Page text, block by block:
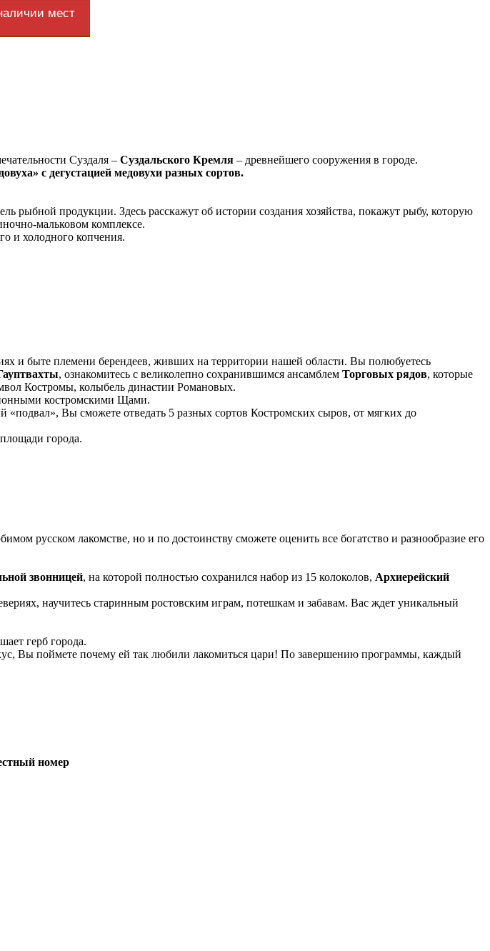
мест
Суздаля ‒ Суздальского Кремля ‒ древнейшего сооружения в городе.
с дегустацией медовухи разных сортов.
рыбной продукции. Здесь расскажут об истории создания хозяйства, покажут рыбу, которую
мальковом комплексе.
и холодного копчения.
и быте племени берендеев, живших на территории нашей области. Вы полюбуетесь
, ознакомитесь с великолепно сохранившимся ансамблем Торговых рядов, которые
Костромы, колыбель династии Романовых.
костромскими Щами.
«подвал», Вы сможете отведать 5 разных сортов Костромских сыров, от мягких до
города.
русском лакомстве, но и по достоинству сможете оценить все богатство и разнообразие его
звонницей, на которой полностью сохранился набор из 15 колоколов, Архиерейский
научитесь старинным ростовским играм, потешкам и забавам. Вас ждет уникальный
герб города.
Вы поймете почему ей так любили лакомиться цари! По завершению программы, каждый
номер